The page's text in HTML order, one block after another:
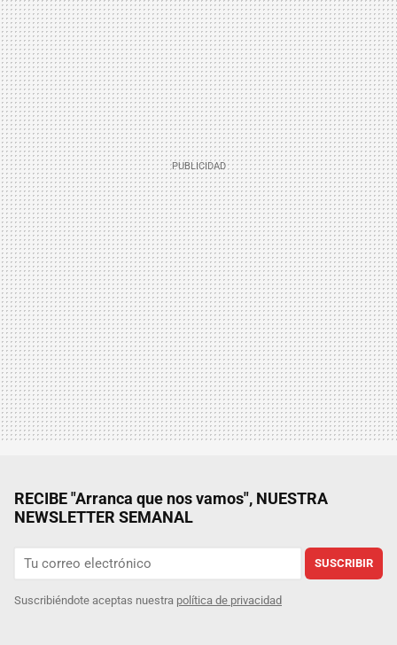
RECIBE "Arranca que nos vamos", NUESTRA
NEWSLETTER SEMANAL
SUSCRIBIR
Suscribiéndote aceptas nuestra política de privacidad